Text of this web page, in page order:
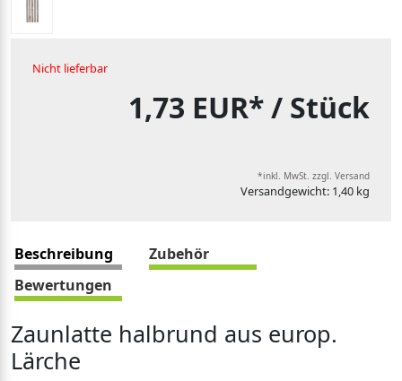
Nicht lieferbar
1,73 EUR*/ Stück
*inkl. MwSt. zzgl. Versand
Versandgewicht: 1,40 kg
Beschreibung
Zubehör
Bewertungen
Zaunlatte halbrund aus europ.
Lärche